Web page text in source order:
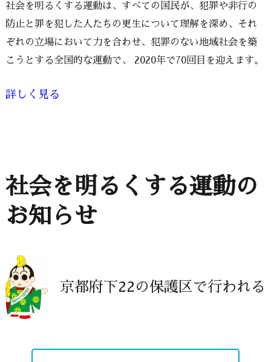
社会を明るくする運動は、すべての国民が、犯罪や非行の
防止と罪を犯した人たちの更生について理解を深め、それ
ぞれの立場において力を合わせ、犯罪のない地域社会を築
こうとする全国的な運動で、 2020年で70回目を迎えます。
詳しく見る
社会を明るくする運動の
お知らせ
京都府下22の保護区で行われる